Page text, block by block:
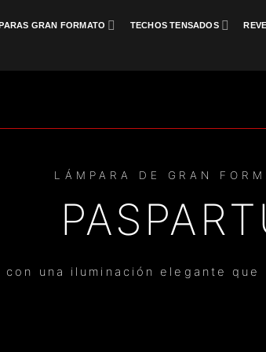
GRAN FORMATO TECHOS TENSADOS
LÁMPARA DE GRAN
con una iluminación elegante